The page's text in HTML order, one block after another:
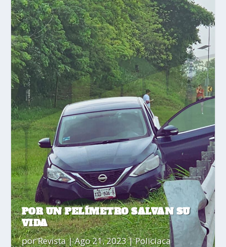
POR UN PELÍMETRO SALVAN SU
VIDA
porRevista|Ago 21, 2023|Policiaca